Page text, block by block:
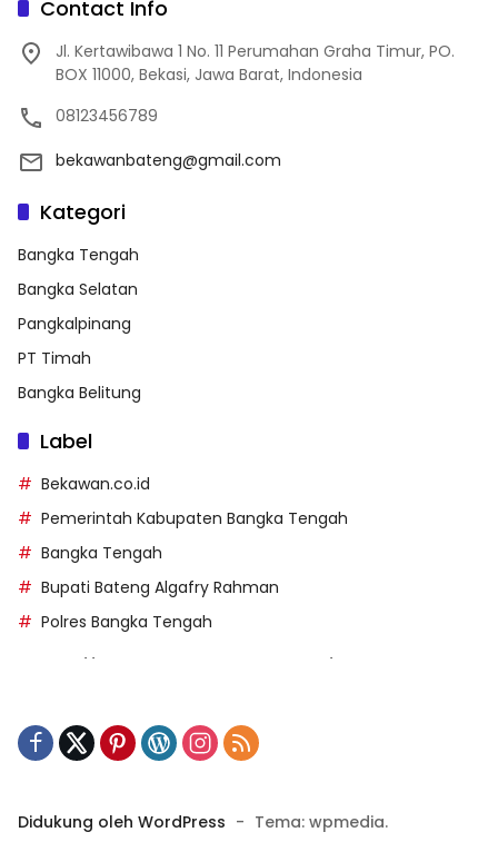
Contact Info
Jl. Kertawibawa 1 No. 11 Perumahan Graha Timur, PO.
BOX 11000, Bekasi, Jawa Barat, Indonesia
08123456789
bekawanbateng@gmail.com
Kategori
Bangka Tengah
Bangka Selatan
Pangkalpinang
PT Timah
Bangka Belitung
Label
Bekawan.co.id
Pemerintah Kabupaten Bangka Tengah
Bangka Tengah
Bupati Bateng Algafry Rahman
Polres Bangka Tengah
https://kecsitim.sitarokab.go.id/
Didukung oleh WordPress - Tema: wpmedia.